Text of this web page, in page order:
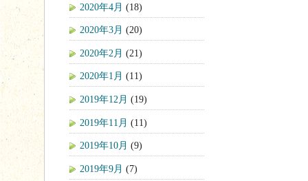
2020年4月 (18)
2020年3月 (20)
2020年2月 (21)
2020年1月 (11)
2019年12月 (19)
2019年11月 (11)
2019年10月 (9)
2019年9月 (7)